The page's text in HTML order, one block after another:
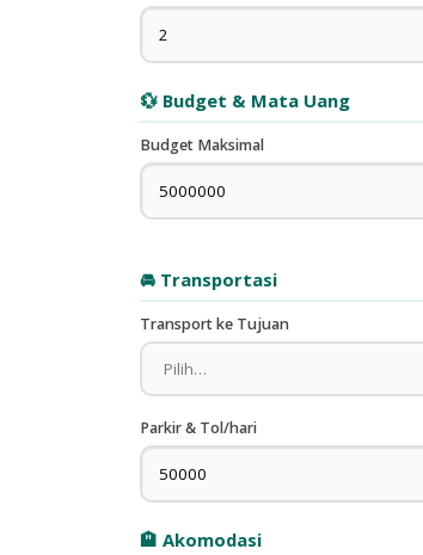
💱 Budget & Mata Uang
Budget Maksimal
🚘 Transportasi
Transport ke Tujuan
Parkir & Tol/hari
🏨 Akomodasi